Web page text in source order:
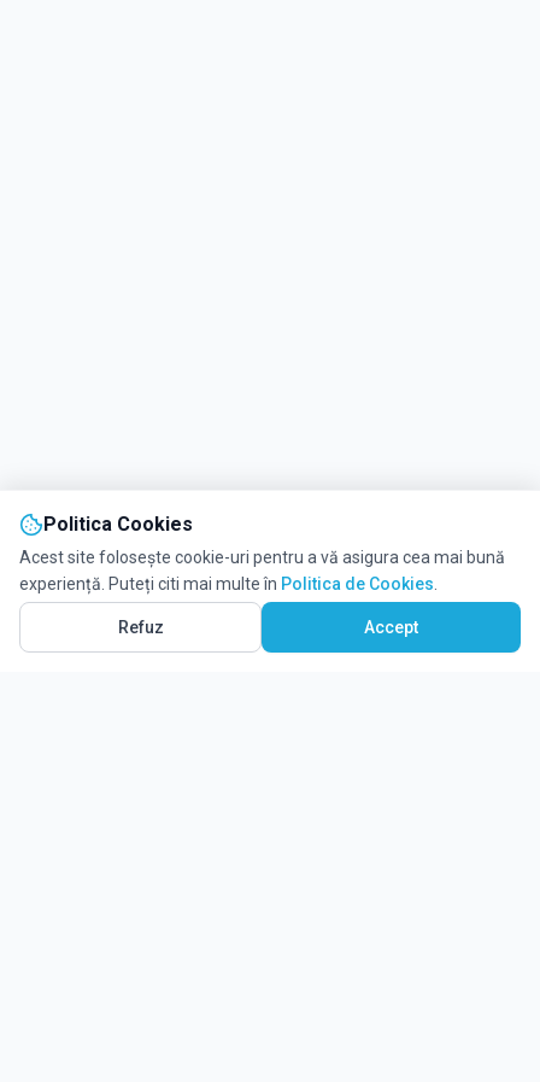
Politica Cookies
Acest site folosește cookie-uri pentru a vă asigura cea mai bună
experiență. Puteți citi mai multe în Politica de Cookies
Refuz Accept